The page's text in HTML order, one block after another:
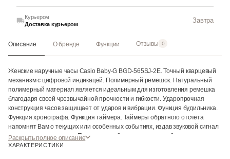
Курьером
Доставка курьером
Завтра
Описание О бренде Функции Отзывы 0
Женские наручные часы Casio Baby-G BGD-565SJ-2E. Точный кварцевый
механизм с цифровой индикацей. Полимерный ремешок. Натуральный
полимерный материал является идеальным для изготовления ремешка
благодаря своей чрезвычайной прочности и гибкости. Ударопрочная
конструкция часов защищает от ударов и вибрации. Функция будильника.
Функция хронографа. Функция таймера. Таймеры обратного отсчета
напомнят Вам о текущих или особенных событиях, издав звуковой сигнал
в установленное время. После настройки автоматический календарь
всегда отображает точную дату. Отображение времени возможно в 12-
Раскрыть полное описание
ХАРАКТЕРИСТИКИ